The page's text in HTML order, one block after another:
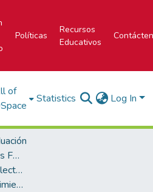
Políticas
Recursos
Educativos
of
Statistics Log In
Biblioteca José Figueres Ferrer
Escuela de Ingeniería Electromecánica
Licenciatura en Mantenimiento Industrial